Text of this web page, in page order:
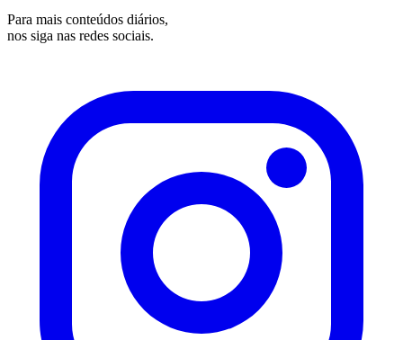
Para mais conteúdos diários,
nos siga nas redes sociais.